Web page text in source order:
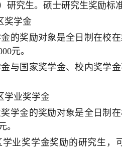
研究生。硕士研究生奖励标
奖学金
的奖励对象是全日制在校
元。
与国家奖学金、校内奖学
学业奖学金
学金的奖励对象是全日制
。
业奖学金奖励的研究生